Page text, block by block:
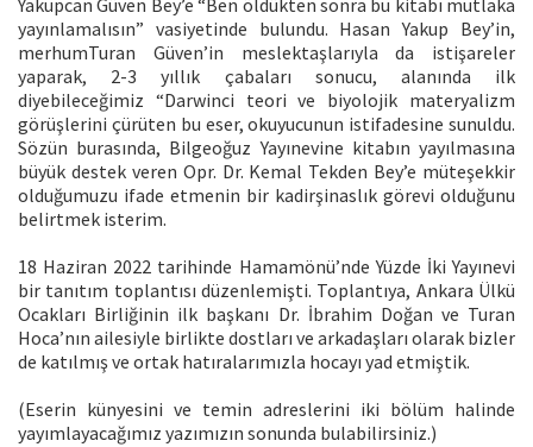
Yakupcan Güven Bey’e “Ben öldükten sonra bu kitabı mutlaka
yayınlamalısın” vasiyetinde bulundu. Hasan Yakup Bey’in,
merhumTuran Güven’in meslektaşlarıyla da istişareler
yaparak, 2-3 yıllık çabaları sonucu, alanında ilk
diyebileceğimiz “Darwinci teori ve biyolojik materyalizm
görüşlerini çürüten bu eser, okuyucunun istifadesine sunuldu.
Sözün burasında, Bilgeoğuz Yayınevine kitabın yayılmasına
büyük destek veren Opr. Dr. Kemal Tekden Bey’e müteşekkir
olduğumuzu ifade etmenin bir kadirşinaslık görevi olduğunu
belirtmek isterim.
18 Haziran 2022 tarihinde Hamamönü’nde Yüzde İki Yayınevi
bir tanıtım toplantısı düzenlemişti. Toplantıya, Ankara Ülkü
Ocakları Birliğinin ilk başkanı Dr. İbrahim Doğan ve Turan
Hoca’nın ailesiyle birlikte dostları ve arkadaşları olarak bizler
de katılmış ve ortak hatıralarımızla hocayı yad etmiştik.
(Eserin künyesini ve temin adreslerini iki bölüm halinde
yayımlayacağımız yazımızın sonunda bulabilirsiniz.)